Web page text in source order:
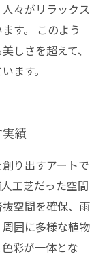
々がリラックス
す。 このよう
しさを超えて、
ます。
績
り出すアートで
工芝だった空間
空間を確保、雨
囲に多様な植物
彩が一体とな